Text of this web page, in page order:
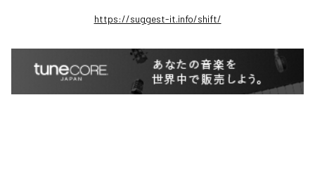
https://suggest-it.info/shift/